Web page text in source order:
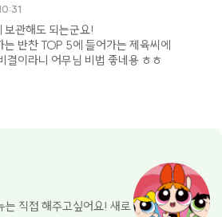
보관해도 되는군요!
는 반찬 TOP 5에 들어가는 제육씨에
결이라니 어무님 비법 좋네용 ㅎㅎ
는 직접 해주고싶어요! 새로